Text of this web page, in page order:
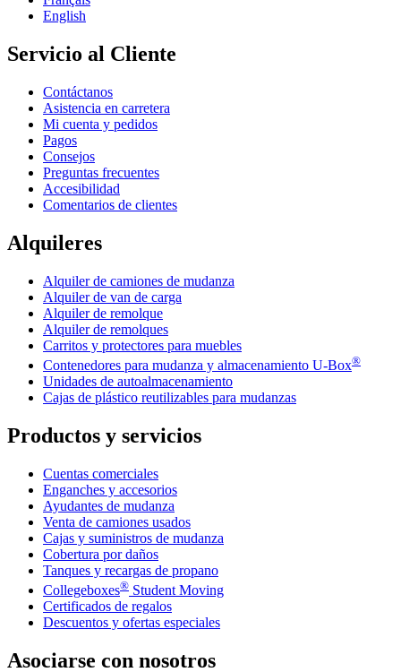
English
Servicio al Cliente
Contáctanos
Asistencia en carretera
Mi cuenta y pedidos
Pagos
Consejos
Preguntas frecuentes
Accesibilidad
Comentarios de clientes
Alquileres
Alquiler de camiones de mudanza
Alquiler de van de carga
Alquiler de remolque
Alquiler de remolques
Carritos y protectores para muebles
Contenedores para mudanza y almacenamiento U-Box®
Unidades de autoalmacenamiento
Cajas de plástico reutilizables para mudanzas
Productos y servicios
Cuentas comerciales
Enganches y accesorios
Ayudantes de mudanza
Venta de camiones usados
Cajas y suministros de mudanza
Cobertura por daños
Tanques y recargas de propano
Collegeboxes® Student Moving
Certificados de regalos
Descuentos y ofertas especiales
Asociarse con nosotros